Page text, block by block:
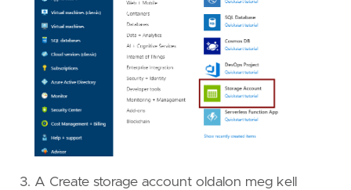
A Create storage account oldalon meg kell